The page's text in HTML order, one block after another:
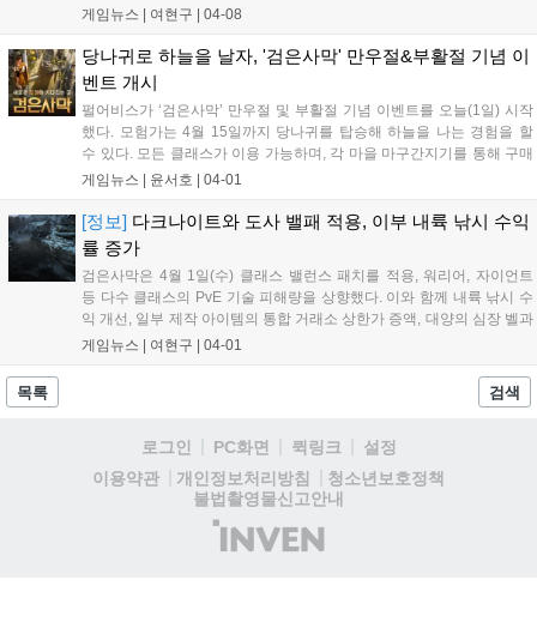
규 의상 카엘리나는 4월 22일(수)까지 판매된다....
게임뉴스 | 여현구 04-08
당나귀로 하늘을 날자, '검은사막' 만우절&부활절 기념 이
벤트 개시
펄어비스가 ‘검은사막’ 만우절 및 부활절 기념 이벤트를 오늘(1일) 시작
했다. 모험가는 4월 15일까지 당나귀를 탑승해 하늘을 나는 경험을 할
수 있다. 모든 클래스가 이용 가능하며, 각 마을 마구간지기를 통해 구매
해 이용할 수 있다. 캐릭터 사망 시 수정이 파괴되지 않는 이벤트도 4월 8
걀...
게임뉴스 | 윤서호 04-01
[정보] 다크나이트와 도사 밸패 적용, 이부 내륙 낚시 수익
률 증가
검은사막은 4월 1일(수) 클래스 밸런스 패치를 적용, 워리어, 자이언트
등 다수 클래스의 PvE 기술 피해량을 상향했다. 이와 함께 내륙 낚시 수
익 개선, 일부 제작 아이템의 통합 거래소 상한가 증액, 대양의 심장 벨과
가모스 보상 가치 상향 등 다양한 콘텐츠 변경사항도 함께 업데이트되었
게임뉴스 | 여현구 04-01
목록 검색
로그인 PC화면 퀵링크
설정
이용약관
개인정보처리방침
청소년보호정책
불법촬영물신고안내
(주)
인